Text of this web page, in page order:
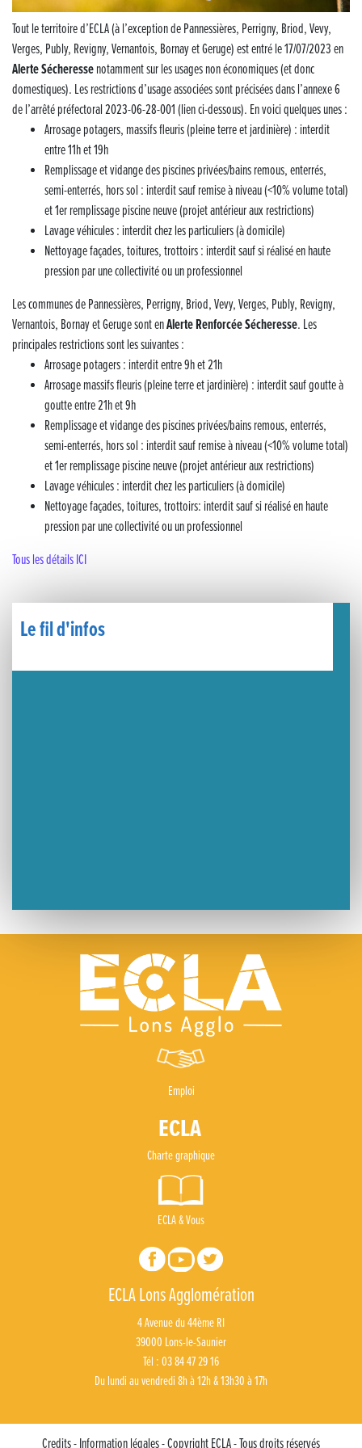
Musique dans la rue !
Retour sur la 5e édition du Tournoi Foot Civisme
Carton plein pour la Jog’in Music
Victoire pour Lons-le-Saunier !
Lutter contre la prolifération du moustique tigre sur le territoire d’ECLA
Une belle journée de découverte pour les élèves de Poligny !
Nouvelle signalétique rue Pasteur pour la Médiathèque Cinéma 4C
🇫🇷✨ Cérémonie de la Victoire du 8 mai
🧗‍♂️ Open d’escalade
BOCA no BECO pour le lancement du Couleurs Jazz Festival !
Concours Hippique de Saut d’Obstacles
Une visite pleine de saveurs à La Ferme du Coq Bressan à Courlaoux !
Un week-end placé sous le signe du souvenir et de l’émotion
Le Carnavélo 2025 a illuminé Lons-le-Saunier !
Travaux de raccordement de la nouvelle conduite d’eau à Lons-le-Saunier
La passerelle de la Guiche du Parc des Bains a été inaugurée
Le fil d'infos
Tout le territoire d’ECLA (à l’exception de Pannessières, Perrigny, Briod, Vevy,
Verges, Publy, Revigny, Vernantois, Bornay et Geruge) est entré le 17/07/2023 en
Alerte Sécheressenotamment sur les usages non économiques (et donc
domestiques). Les restrictions d’usage associées sont précisées dans l’annexe 6
de l’arrêté préfectoral 2023-06-28-001 (lien ci-dessous). En voici quelques unes :
Arrosage potagers, massifs fleuris (pleine terre et jardinière) : interdit
entre 11h et 19h
Remplissage et vidange des piscines privées/bains remous, enterrés,
semi-enterrés, hors sol : interdit sauf remise à niveau (<10% volume total)
et 1er remplissage piscine neuve (projet antérieur aux restrictions)
Lavage véhicules : interdit chez les particuliers (à domicile)
Nettoyage façades, toitures, trottoirs : interdit sauf si réalisé en haute
pression par une collectivité ou un professionnel
Les communes de Pannessières, Perrigny, Briod, Vevy, Verges, Publy, Revigny,
Vernantois, Bornay et Geruge sont enAlerte Renforcée Sécheresse. Les
principales restrictions sont les suivantes :
Arrosage potagers : interdit entre 9h et 21h
Arrosage massifs fleuris (pleine terre et jardinière) : interdit sauf goutte à
goutte entre 21h et 9h
Remplissage et vidange des piscines privées/bains remous, enterrés,
semi-enterrés, hors sol : interdit sauf remise à niveau (<10% volume total)
et 1er remplissage piscine neuve (projet antérieur aux restrictions)
Lavage véhicules : interdit chez les particuliers (à domicile)
Nettoyage façades, toitures, trottoirs: interdit sauf si réalisé en haute
pression par une collectivité ou un professionnel
Tous les détails ICI
Emploi
Charte graphique
ECLA & Vous
ECLA Lons Agglomération
4 Avenue du 44ème RI
39000 Lons-le-Saunier
Tél : 03 84 47 29 16
Du lundi au vendredi 8h à 12h & 13h30 à 17h